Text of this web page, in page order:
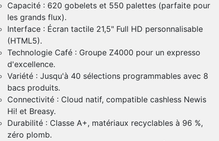
Capacité : 620 gobelets et 550 palettes (parfaite pour
les grands flux).
Interface : Écran tactile 21,5" Full HD personnalisable
(HTML5).
Technologie Café : Groupe Z4000 pour un expresso
d'excellence.
Variété : Jusqu'à 40 sélections programmables avec 8
bacs produits.
Connectivité : Cloud natif, compatible cashless Newis
Hi! et Breasy.
Durabilité : Classe A+, matériaux recyclables à 96 %,
zéro plomb.